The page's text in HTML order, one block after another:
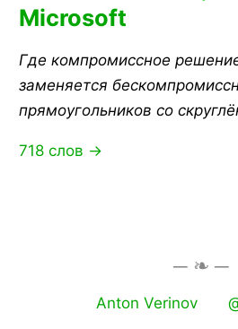
Microsoft
Где компромиссное
заменяется
прямоугольников со
718 слов →
Anton Verinov